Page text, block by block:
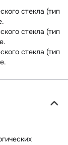
стекла (тип
стекла (тип
стекла (тип